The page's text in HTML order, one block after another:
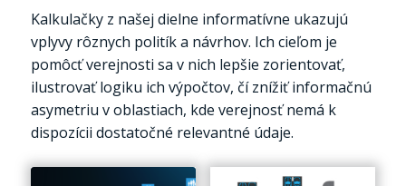
Kalkulačky z našej dielne informatívne ukazujú
vplyvy rôznych politík a návrhov. Ich cieľom je
pomôcť verejnosti sa v nich lepšie zorientovať,
ilustrovať logiku ich výpočtov, čí znížiť informačnú
asymetriu v oblastiach, kde verejnosť nemá k
dispozícii dostatočné relevantné údaje.